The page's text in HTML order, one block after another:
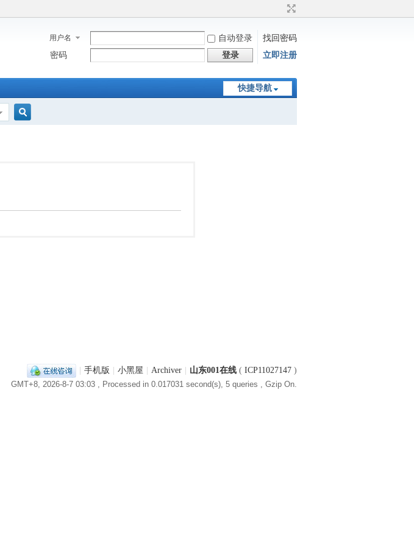
用户名 自动登录
找回密码
密码
登录 立即注册
快捷导航
手机版 小黑屋 Archiver 山东001在线 ( ICP11027147 )
GMT+8, 2026-8-7 03:03 , Processed in 0.017031 second(s), 5 queries , Gzip On.